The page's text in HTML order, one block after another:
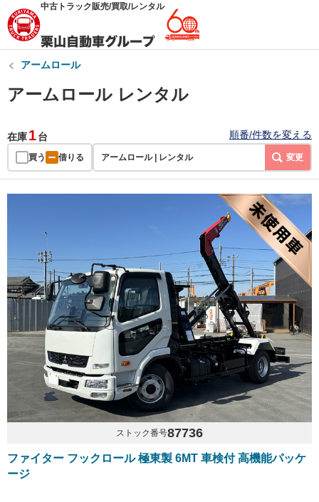
中古トラック販売/買取/レンタル
アームロール
アームロール レンタル
在庫1台 順番/件数を変える
買う 借りる アームロール | レンタル 変更
ストック番号87736
ファイター フックロール 極東製 6MT 車検付 高機能パッケ
ージ